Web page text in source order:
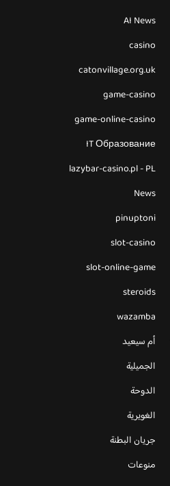
AI News
casino
catonvillage.org.uk
game-casino
game-online-casino
IT Образование
lazybar-casino.pl - PL
News
pinuptoni
slot-casino
slot-online-game
steroids
wazamba
أم سيعيد
الجميلية
الدوحة
الغويرية
جريان البطنة
منوعات